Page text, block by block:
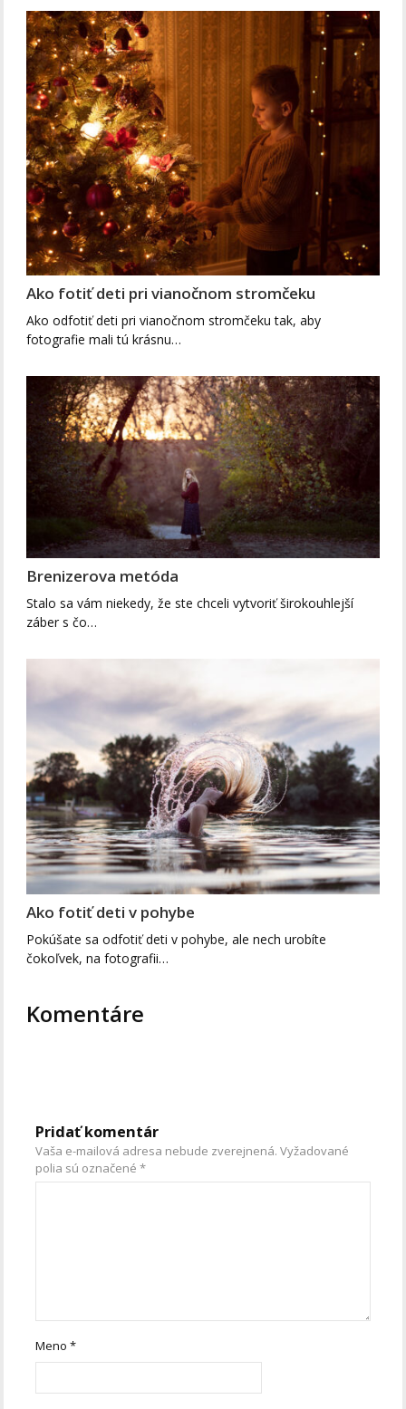
Ako fotiť deti pri vianočnom stromčeku
Ako odfotiť deti pri vianočnom stromčeku tak, aby
fotografie mali tú krásnu…
Brenizerova metóda
Stalo sa vám niekedy, že ste chceli vytvoriť širokouhlejší
záber s čo…
Ako fotiť deti v pohybe
Pokúšate sa odfotiť deti v pohybe, ale nech urobíte
čokoľvek, na fotografii…
Komentáre
Pridať komentár
Vaša e-mailová adresa nebude zverejnená. Vyžadované
polia sú označené*
Meno*